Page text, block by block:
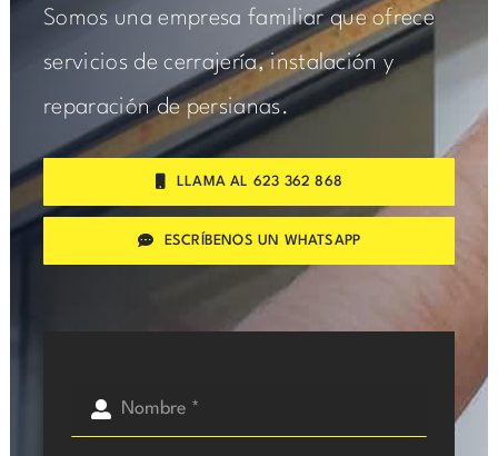
Somos una empresa familiar que ofrece
servicios de cerrajería, instalación y
reparación de persianas.
LLAMA AL 623 362 868
ESCRÍBENOS UN WHATSAPP